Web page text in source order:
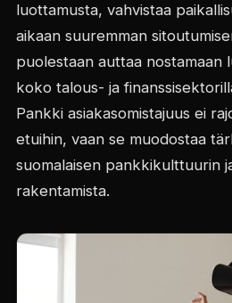
luottamusta, vahvistaa
aikaan suuremman
puolestaan auttaa nostamaan
koko talous- ja
Pankki asiakasomistajuus ei
etuihin, vaan se muodostaa
suomalaisen pankkikulttuurin
rakentamista.